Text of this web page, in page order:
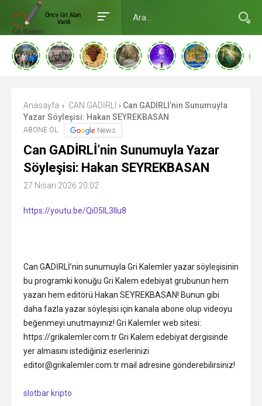
Anasayfa › CAN GADİRLİ › Can GADİRLİ’nin Sunumuyla
Yazar Söyleşisi: Hakan SEYREKBASAN
ABONE OL News
Can GADİRLİ’nin Sunumuyla Yazar
Söyleşisi: Hakan SEYREKBASAN
27 Nisan 2026 20:02
https://youtu.be/Qi05IL3llu8
Can GADİRLİ’nin sunumuyla Gri Kalemler yazar söyleşisinin
bu programki konuğu Gri Kalem edebiyat grubunun hem
yazarı hem editörü Hakan SEYREKBASAN! Bunun gibi
daha fazla yazar söyleşisi için kanala abone olup videoyu
beğenmeyi unutmayınız! Gri Kalemler web sitesi:
https://grikalemler.com.tr Gri Kalem edebiyat dergisinde
yer almasını istediğiniz eserlerinizi
editor@grikalemler.com.tr mail adresine gönderebilirsiniz!
slotbar kripto